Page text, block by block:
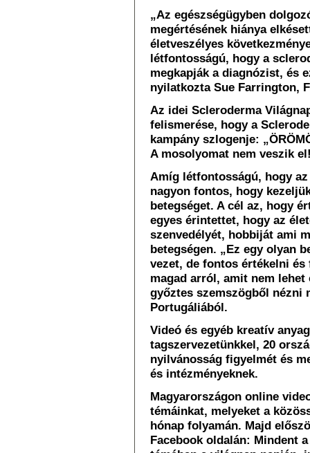
„Az egészségügyben
megértésének hiánya
életveszélyes
létfontosságú, hogy a
megkapják a diagnózist, és
nyilatkozta Sue Farrington,
Az idei Scleroderma
felismerése, hogy a
kampány szlogenje:
A mosolyomat nem veszik
Amíg létfontosságú, hogy
nagyon fontos, hogy
betegséget. A cél az, hogy
egyes érintettet, hogy az
szenvedélyét, hobbiját ami
betegségen. „Ez egy olyan
vezet, de fontos értékelni
magad arról, amit nem
győztes szemszögből nézni
Portugáliából.
Videó és egyéb kreatív
tagszervezetünkkel, 20
nyilvánosság figyelmét és
és intézményeknek.
Magyarországon online
témáinkat, melyeket a
hónap folyamán. Majd
Facebook oldalán: Mindent